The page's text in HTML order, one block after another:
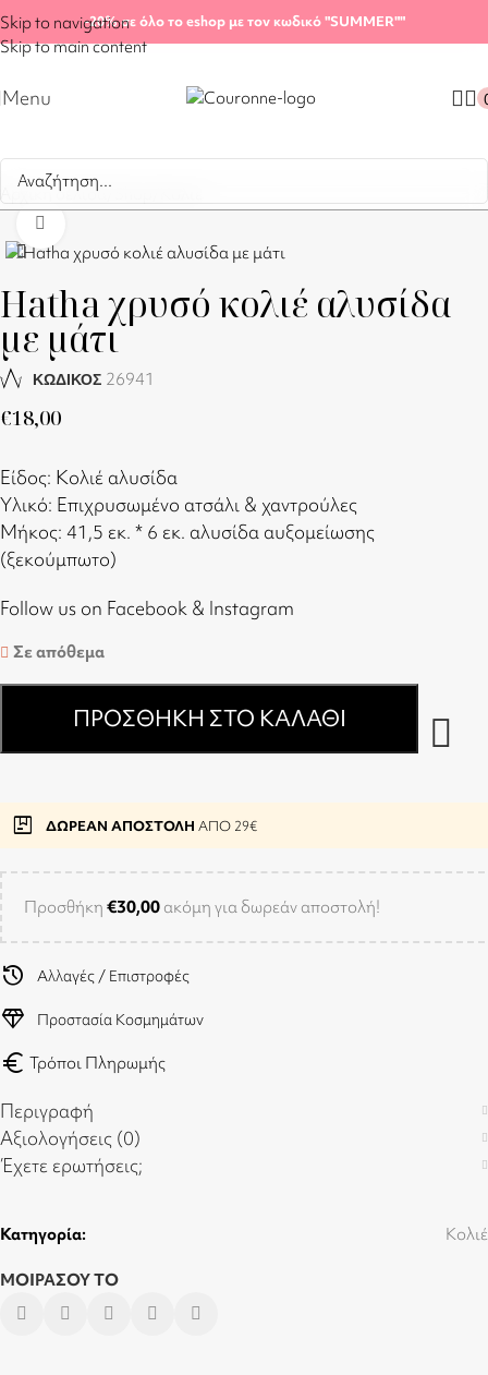
Skip to navigation
Skip to main content
-20%σε όλο το eshop με τον κωδικό "SUMMER""
Menu
Αρχική σελίδα
Hatha χρυσό κολιέ αλυσίδα
με μάτι
ΚΩΔΙΚΟΣ 26941
€18,00
Είδος: Κολιέ αλυσίδα
Υλικό: Επιχρυσωμένο ατσάλι & χαντρούλες
Μήκος: 41,5 εκ. * 6 εκ. αλυσίδα αυξομείωσης
(ξεκούμπωτο)
Follow us on Facebook & Instagram
Σε απόθεμα
ΠΡΟΣΘΉΚΗ ΣΤΟ ΚΑΛΆΘΙ
package ΔΩΡΕΑΝ ΑΠΟΣΤΟΛΗ ΑΠΟ 29€
Προσθήκη €30,00 ακόμη για δωρεάν αποστολή!
history Αλλαγές / Επιστροφές
diamond Προστασία Κοσμημάτων
euro Τρόποι Πληρωμής
Περιγραφή
Αξιολογήσεις (0)
Έχετε ερωτήσεις;
Κατηγορία: Κολιέ
ΜΟΙΡΑΣΟΥ ΤΟ